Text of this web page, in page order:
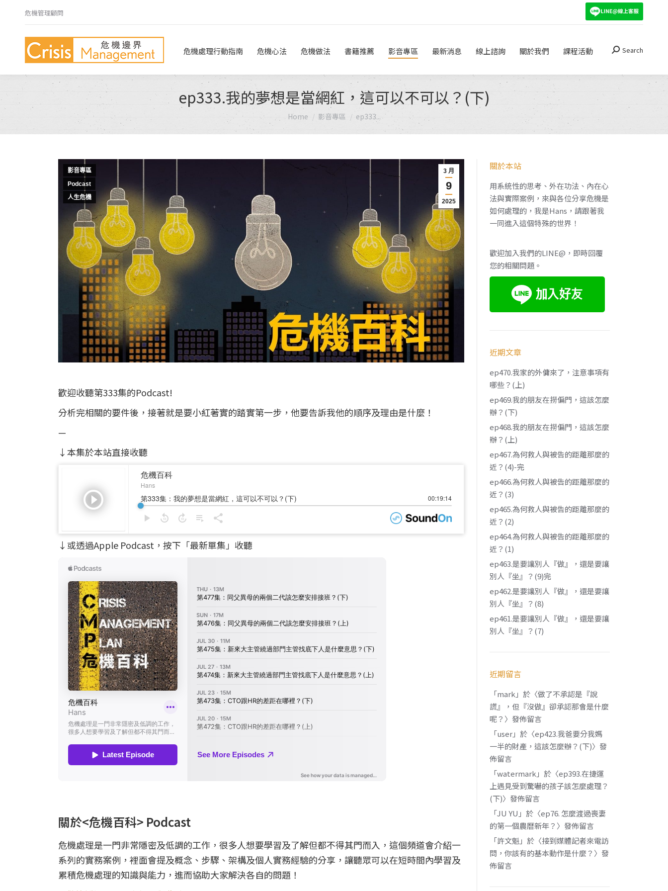
危機管理顧問
危機處理行動指南 危機心法 危機做法 書籍推薦 影音專區 最新消息 線上諮詢 關於我們 課程活動 Search:
Search
ep333.我的夢想是當網紅，這可以不可以？(下)
You are here:
Home 影音專區 ep333...
3 月
9
2025
影音專區
Podcast
人生危機
歡迎收聽第333集的Podcast!
分析完相關的要件後，接著就是要小紅著實的踏實第一步，他要告訴我他的順序及理由是什麼！
—
↓本集於本站直接收聽
↓或透過Apple Podcast，按下「最新單集」收聽
關於<危機百科> Podcast
危機處理是一門非常隱密及低調的工作，很多人想要學習及了解但都不得其門而入，這個頻道會介紹一
系列的實務案例，裡面會提及概念、步驟、架構及個人實務經驗的分享，讓聽眾可以在短時間內學習及
累積危機處理的知識與能力，進而協助大家解決各自的問題！
關於本站
用系統性的思考、外在功法、內在心
法與實際案例，來與各位分享危機是
如何處理的，我是Hans，請跟著我
一同進入這個特殊的世界！
歡迎加入我們的LINE@，即時回覆
您的相關問題。
近期文章
ep470.我家的外傭來了，注意事項有
哪些？(上)
ep469.我的朋友在撈偏門，這該怎麼
辦？(下)
ep468.我的朋友在撈偏門，這該怎麼
辦？(上)
ep467.為何救人與被告的距離那麼的
近？(4)-完
ep466.為何救人與被告的距離那麼的
近？(3)
ep465.為何救人與被告的距離那麼的
近？(2)
ep464.為何救人與被告的距離那麼的
近？(1)
ep463.是要讓別人『做』，還是要讓
別人『坐』？(9)完
ep462.是要讓別人『做』，還是要讓
別人『坐』？(8)
ep461.是要讓別人『做』，還是要讓
別人『坐』？(7)
近期留言
「mark 」於〈做了不承認是『說
謊』，但『沒做』卻承認那會是什麼
呢？ 〉發佈留言
「user」於〈ep423.我爸要分我媽
一半的財產，這該怎麼辦？(下)〉發
佈留言
「watermark 」於〈ep393.在捷運
上遇見受到驚嚇的孩子該怎麼處理？
(下)〉發佈留言
「JU YU 」於〈ep76. 怎麼渡過喪妻
的第一個農曆新年？ 〉發佈留言
「許文魁」於〈接到媒體記者來電訪
問，你該有的基本動作是什麼？ 〉發
佈留言